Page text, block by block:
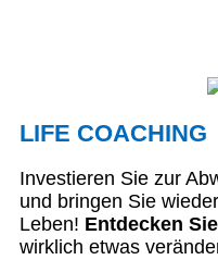
LIFE COACHING
Investieren Sie zur
und bringen Sie
Leben! Entdecken
wirklich etwas